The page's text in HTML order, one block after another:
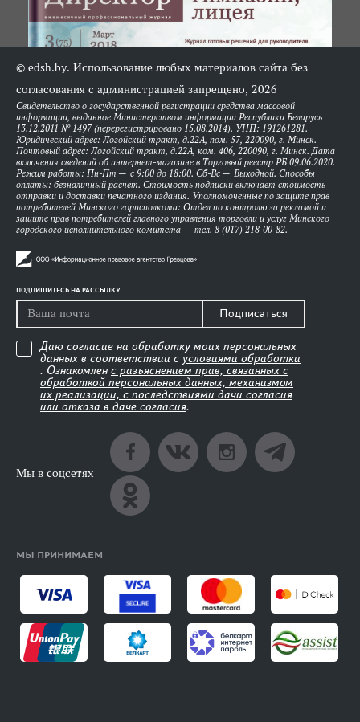
© edsh.by. Использование любых материалов сайта без
согласования с администрацией запрещено, 2026
Свидетельство о государственной регистрации средства массовой
информации, выданное Министерством информации Республики Беларусь
13.12.2011 № 1497 (перерегистрировано 15.08.2014). УНП: 191261281.
Юридический адрес: Логойский тракт, д.22А, пом. 57, 220090, г. Минск.
Почтовый адрес: Логойский тракт, д.22А, ком. 406, 220090, г. Минск. Дата
включения сведений об интернет-магазине в Торговый реестр РБ 09.06.2020.
Режим работы: Пн-Пт — с 9:00 до 18:00. Сб-Вс — Выходной. Способы
оплаты: безналичный расчет. Стоимость подписки включает стоимость
отправки и доставки печатного издания. Уполномоченные по защите прав
потребителей Минского горисполкома: Отдел по контролю за рекламой и
защите прав потребителей главного управления торговли и услуг Минского
городского исполнительного комитета — тел. 8 (017) 218-00-82.
ПОДПИШИТЕСЬ НА РАССЫЛКУ
Подписаться
Даю согласие на обработку моих персональных
данных в соответствии с условиями обработки
. Ознакомлен с разъяснением прав, связанных с
обработкой персональных данных, механизмом
их реализации, с последствиями дачи согласия
или отказа в даче согласия.
Мы в соцсетях
МЫ ПРИНИМАЕМ